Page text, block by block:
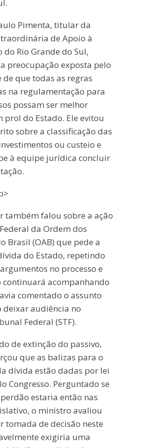
Pimenta, titular da
de Apoio à
do Rio Grande do Sul,
preocupação exposta pelo
de que todas as regras
na regulamentação para
possam ser melhor
prol do Estado. Ele evitou
sobre a classificação das
ou custeio e
à equipe jurídica concluir
também falou sobre a ação
da Ordem dos
Brasil (OAB) que pede a
do Estado, repetindo
no processo e
continuará acompanhando
comentado o assunto
deixar audiência no
Federal (STF).
de extinção do passivo,
que as balizas para o
dívida estão dadas por lei
Congresso. Perguntado se
estaria então nas
o ministro avaliou
tomada de decisão neste
exigiria uma